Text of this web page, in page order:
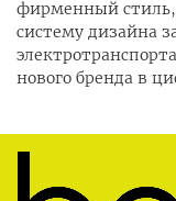
фирменный стиль,
систему дизайна
нового бренда в